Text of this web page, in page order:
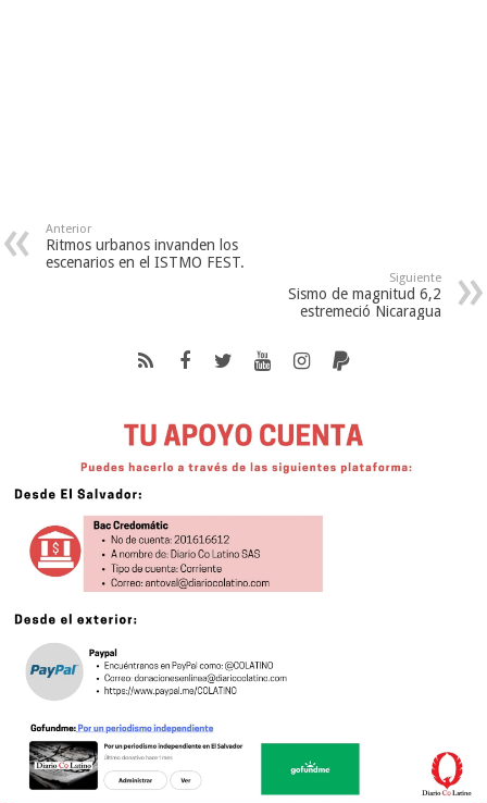
Anterior
Ritmos urbanos invanden los
escenarios en el ISTMO FEST.
Siguiente
Sismo de magnitud 6,2
estremeció Nicaragua